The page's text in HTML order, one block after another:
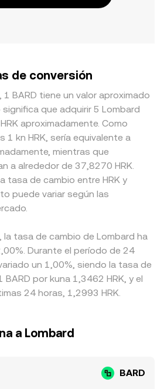
de conversión
BARD tiene un valor aproximado
que adquirir 5 Lombard
aproximadamente. Como
1 kn HRK, sería equivalente a
mientras que
a alrededor de 37,8270 HRK.
tasa de cambio entre HRK y
puede variar según las
la tasa de cambio de Lombard ha
Durante el período de 24
un 1,00%, siendo la tasa de
por kuna 1,3462 HRK, y el
24 horas, 1,2993 HRK.
a Lombard
BARD